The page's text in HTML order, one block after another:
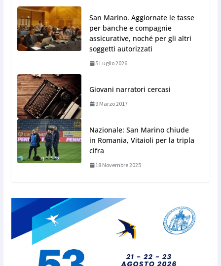
San Marino. Aggiornate le tasse
per banche e compagnie
assicurative, noché per gli altri
soggetti autorizzati
5 Luglio 2026
Giovani narratori cercasi
9 Marzo 2017
Nazionale: San Marino chiude
in Romania, Vitaioli per la tripla
cifra
18 Novembre 2025